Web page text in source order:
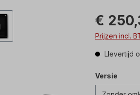
€
Prijzen incl.
Llevertijd
Versie